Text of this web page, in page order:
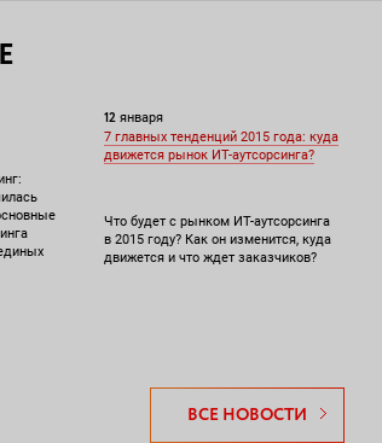
12 января
7 главных тенденций 2015 года: куда
движется рынок ИТ-аутсорсинга?
Что будет с рынком ИТ-аутсорсинга
в 2015 году? Как он изменится, куда
движется и что ждет заказчиков?
ВСЕ НОВОСТИ